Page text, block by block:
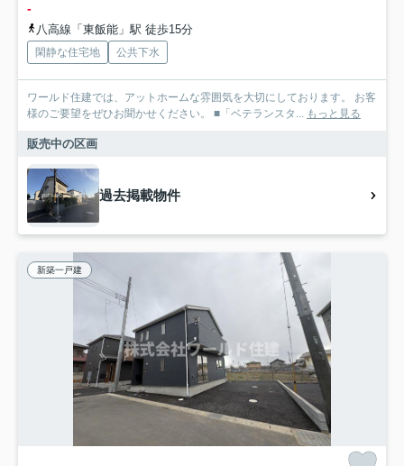
-
八高線「東飯能」駅 徒歩15分
閑静な住宅地 公共下水
ワールド住建では、アットホームな雰囲気を大切にしております。 お客
様のご要望をぜひお聞かせください。 ■「ベテランスタ... もっと見る
販売中の区画
過去掲載物件
新築一戸建